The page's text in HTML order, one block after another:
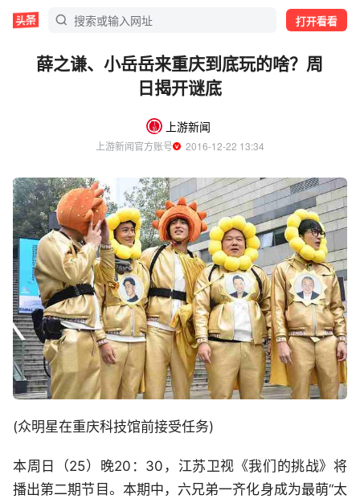
打开看看
薛之谦、小岳岳来重庆到底玩的啥？周
日揭开谜底
上游新闻
上游新闻官方账号
  2016-12-22 13:34
(众明星在重庆科技馆前接受任务)
本周日（25）晚20：30，江苏卫视《我们的挑战》将
播出第二期节目。本期中，六兄弟一齐化身成为最萌“太